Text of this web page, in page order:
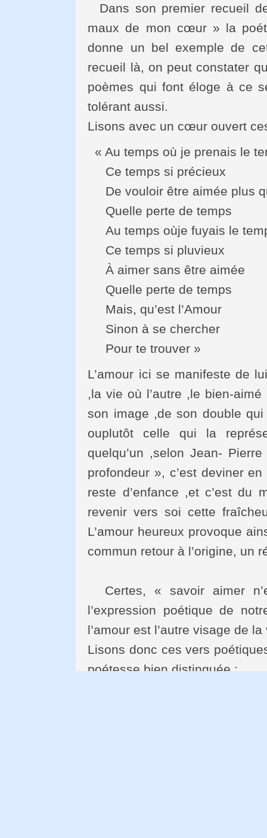
Dans son premier recueil
maux de mon cœur » la
donne un bel exemple de
recueil là, on peut constater
poèmes qui font éloge à ce
tolérant aussi.
Lisons avec un cœur ouvert
« Au temps où je prenais le
Ce temps si précieux
De vouloir être aimée plus
Quelle perte de temps
Au temps oùje fuyais le
Ce temps si pluvieux
À aimer sans être aimée
Quelle perte de temps
Mais, qu’est l’Amour
Sinon à se chercher
Pour te trouver »
L’amour ici se manifeste de
,la vie où l’autre ,le bien-
son image ,de son double
ouplutôt celle qui la
quelqu’un ,selon Jean-
profondeur », c’est deviner
reste d’enfance ,et c’est du
revenir vers soi cette
L’amour heureux provoque
commun retour à l’origine, un
Certes, « savoir aimer
l’expression poétique de
l’amour est l’autre visage de
Lisons donc ces vers
poétesse bien distinguée :